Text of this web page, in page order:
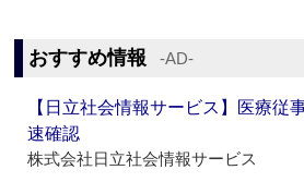
おすすめ情報 ‐AD‐
【日立社会情報サービス】医療従
速確認
株式会社日立社会情報サービス